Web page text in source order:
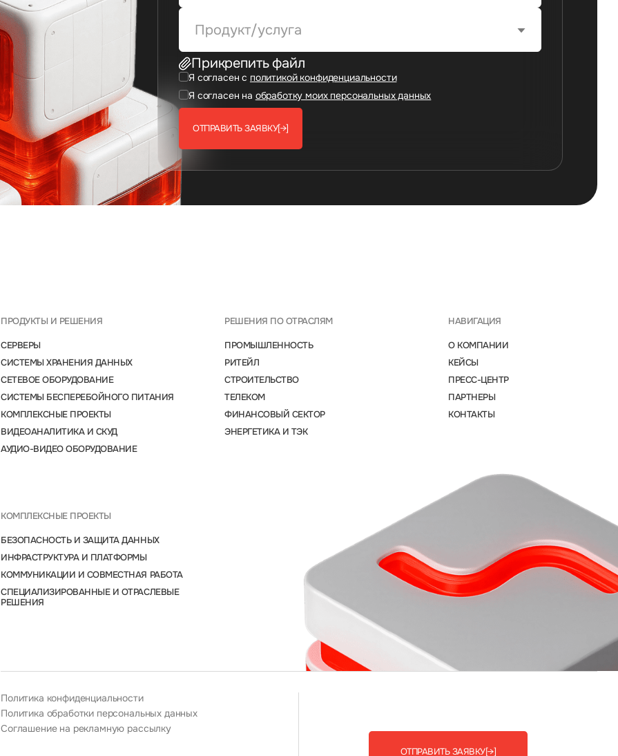
Продукт/услуга
Прикрепить файл
Я согласен с политикой конфиденциальности
Я согласен на обработку моих персональных данных
ОТПРАВИТЬ ЗАЯВКУ[→]
ПРОДУКТЫ И РЕШЕНИЯ
СЕРВЕРЫ
СИСТЕМЫ ХРАНЕНИЯ ДАННЫХ
СЕТЕВОЕ ОБОРУДОВАНИЕ
СИСТЕМЫ БЕСПЕРЕБОЙНОГО ПИТАНИЯ
КОМПЛЕКСНЫЕ ПРОЕКТЫ
ВИДЕОАНАЛИТИКА И СКУД
АУДИО-ВИДЕО ОБОРУДОВАНИЕ
РЕШЕНИЯ ПО ОТРАСЛЯМ
ПРОМЫШЛЕННОСТЬ
РИТЕЙЛ
СТРОИТЕЛЬСТВО
ТЕЛЕКОМ
ФИНАНСОВЫЙ СЕКТОР
ЭНЕРГЕТИКА И ТЭК
НАВИГАЦИЯ
О КОМПАНИИ
КЕЙСЫ
ПРЕСС-ЦЕНТР
ПАРТНЕРЫ
КОНТАКТЫ
КОМПЛЕКСНЫЕ ПРОЕКТЫ
БЕЗОПАСНОСТЬ И ЗАЩИТА ДАННЫХ
ИНФРАСТРУКТУРА И ПЛАТФОРМЫ
КОММУНИКАЦИИ И СОВМЕСТНАЯ РАБОТА
СПЕЦИАЛИЗИРОВАННЫЕ И ОТРАСЛЕВЫЕ
РЕШЕНИЯ
Политика конфиденциальности
Политика обработки персональных данных
Соглашение на рекламную рассылку
ОТПРАВИТЬ ЗАЯВКУ[→]